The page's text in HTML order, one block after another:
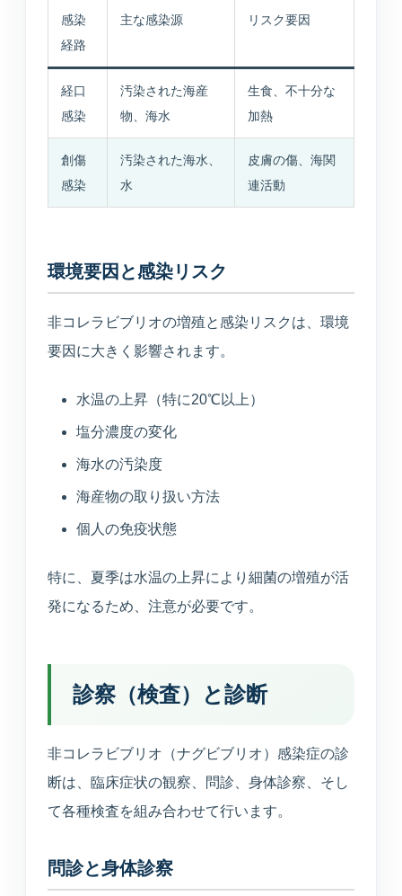
感染
経路
主な感染源 リスク要因
経口
感染
汚染された海産
物、海水
生食、不十分な
加熱
創傷
感染
汚染された海水、
水
皮膚の傷、海関
連活動
環境要因と感染リスク
非コレラビブリオの増殖と感染リスクは、環境
要因に大きく影響されます。
水温の上昇（特に20℃以上）
塩分濃度の変化
海水の汚染度
海産物の取り扱い方法
個人の免疫状態
特に、夏季は水温の上昇により細菌の増殖が活
発になるため、注意が必要です。
診察（検査）と診断
非コレラビブリオ（ナグビブリオ）感染症の診
断は、臨床症状の観察、問診、身体診察、そし
て各種検査を組み合わせて行います。
問診と身体診察